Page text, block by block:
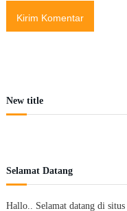
New title
Selamat Datang
Hallo.. Selamat datang di situs